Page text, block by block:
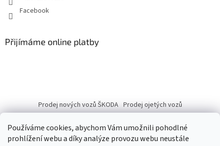
Používáme cookies, abychom Vám umožnili pohodlné
prohlížení webu a díky analýze provozu webu neustále
Facebook
Přijímáme online platby
Prodej nových vozů ŠKODA Prodej ojetých vozů